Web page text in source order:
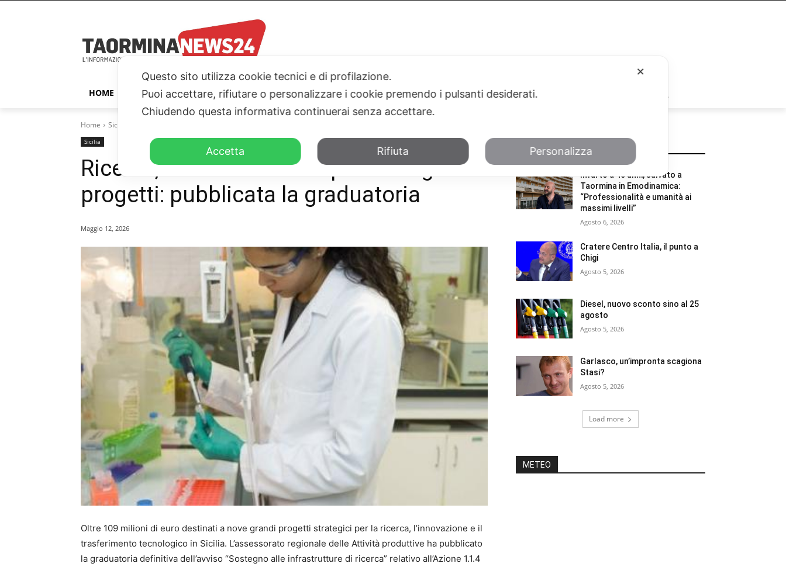
HOME TAORMINA ITALIA – ESTERI PARLAMENTO SICILIA SALUTE SPORT TN24TV
Home Sicilia
Sicilia
Ricerca, oltre 109 milioni per nove grandi
progetti: pubblicata la graduatoria
Maggio 12, 2026
Oltre 109 milioni di euro destinati a nove grandi progetti strategici per la ricerca, l’innovazione e il
trasferimento tecnologico in Sicilia. L’assessorato regionale delle Attività produttive ha pubblicato
la graduatoria definitiva dell’avviso “Sostegno alle infrastrutture di ricerca” relativo all’Azione 1.1.4
POTREBBE INTERESSARTI
Infarto a 40 anni, salvato a
Taormina in Emodinamica:
“Professionalità e umanità ai
massimi livelli”
Agosto 6, 2026
Cratere Centro Italia, il punto a
Chigi
Agosto 5, 2026
Diesel, nuovo sconto sino al 25
agosto
Agosto 5, 2026
Garlasco, un’impronta scagiona
Stasi?
Agosto 5, 2026
Load more
METEO
✕
Questo sito utilizza cookie tecnici e di profilazione.
Puoi accettare, rifiutare o personalizzare i cookie premendo i pulsanti desiderati.
Chiudendo questa informativa continuerai senza accettare.
Accetta Rifiuta Personalizza